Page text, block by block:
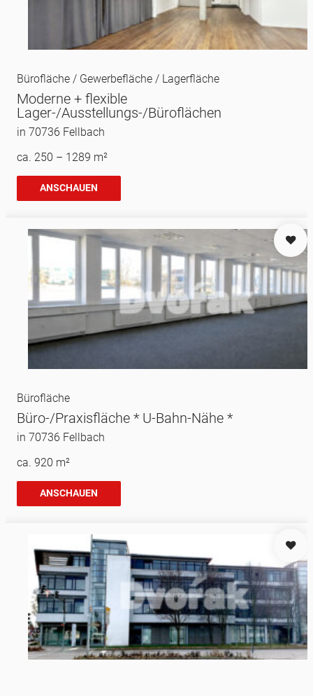
Bürofläche / Gewerbefläche / Lagerfläche
Moderne + flexible
Lager-/Ausstellungs-/Büroflächen
in 70736 Fellbach
ca. 250 – 1289 m²
ANSCHAUEN
Bürofläche
Büro-/Praxisfläche * U-Bahn-Nähe *
in 70736 Fellbach
ca. 920 m²
ANSCHAUEN